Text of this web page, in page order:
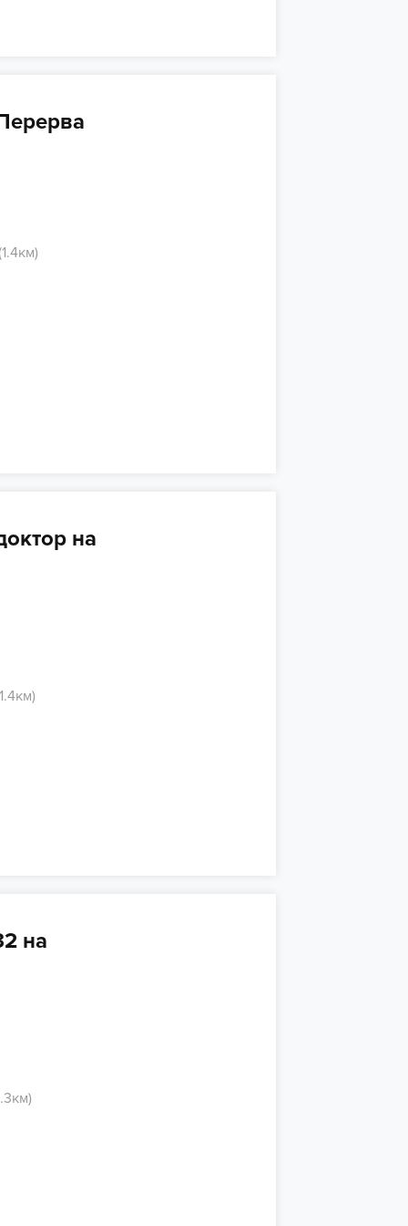
на
на